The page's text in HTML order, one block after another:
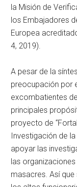
la Misión de
los Embajadores
Europea
4, 2019).
A pesar de la
preocupación por
excombatientes
principales
proyecto de
Investigación de
apoyar las
las
masacres. Así